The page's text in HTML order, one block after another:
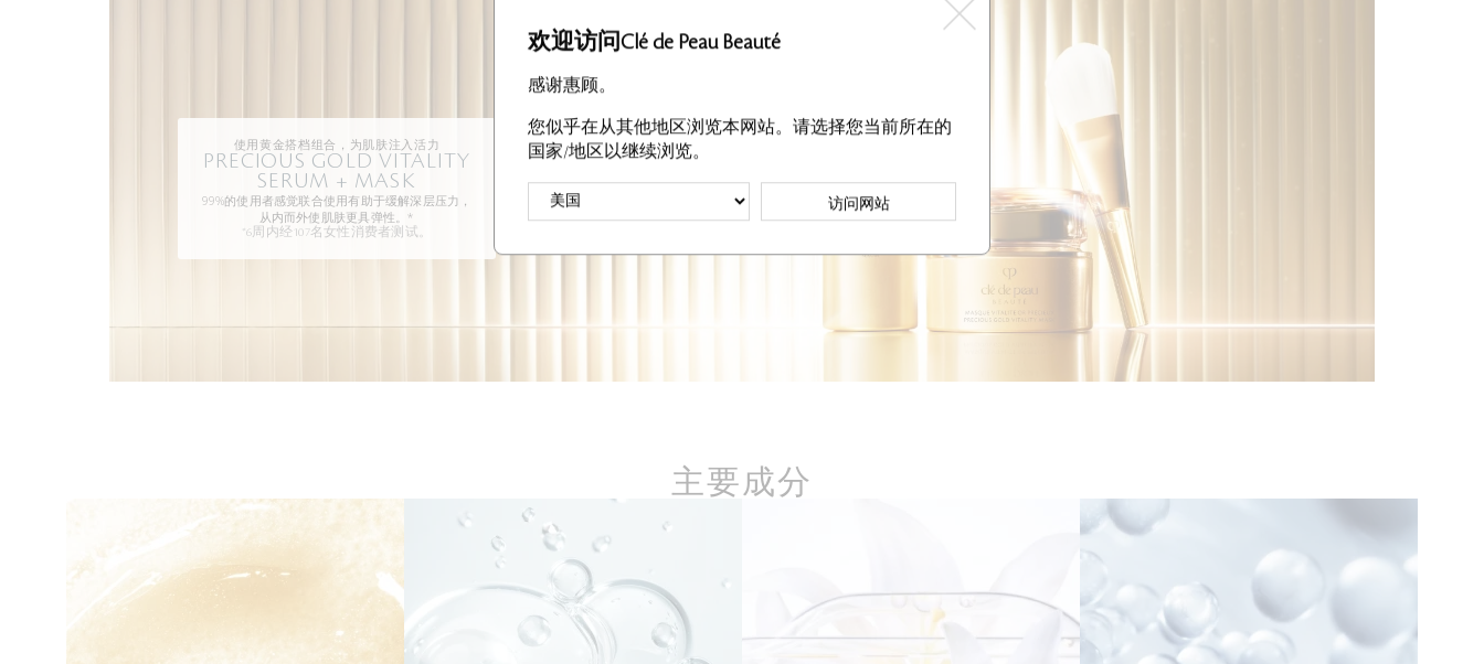
使用黄金搭档组合，为肌肤注入活力
PRECIOUS GOLD VITALITY
SERUM + MASK
99%的使用者感觉联合使用有助于缓解深层压力，
从内而外使肌肤更具弹性。*
*6周内经107名女性消费者测试。
主要成分
欢迎访问Clé de Peau Beauté
感谢惠顾。
您似乎在从其他地区浏览本网站。请选择您当前所在的
国家/地区以继续浏览。
访问网站